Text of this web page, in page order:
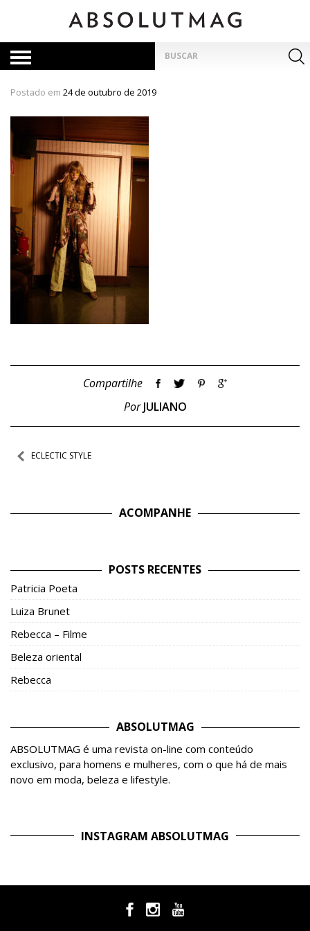
por:
Postado em 24 de outubro de 2019
Compartilhe
PorJULIANO
Navegação
ECLECTIC STYLE
ACOMPANHE
POSTS RECENTES
Patricia Poeta
Luiza Brunet
Rebecca – Filme
Beleza oriental
Rebecca
ABSOLUTMAG
ABSOLUTMAG é uma revista on-line com conteúdo
exclusivo, para homens e mulheres, com o que há de mais
novo em moda, beleza e lifestyle.
INSTAGRAM ABSOLUTMAG